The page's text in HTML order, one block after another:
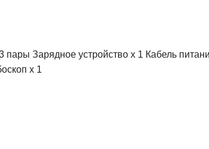
Зарядное устройство x 1 Кабель
х 1